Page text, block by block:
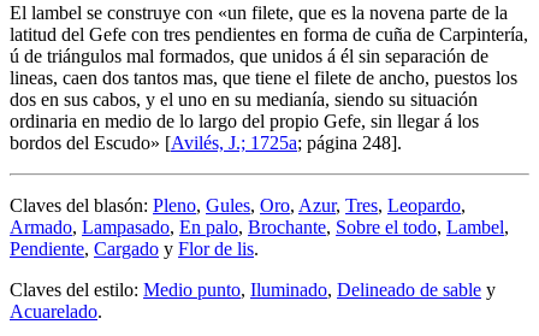
El lambel se construye con «un filete, que es la novena parte de la
latitud del Gefe con tres pendientes en forma de cuña de Carpintería,
ú de triángulos mal formados, que unidos á él sin separación de
lineas, caen dos tantos mas, que tiene el filete de ancho, puestos los
dos en sus cabos, y el uno en su medianía, siendo su situación
ordinaria en medio de lo largo del propio Gefe, sin llegar á los
bordos del Escudo» [Avilés, J.; 1725a; página 248].
Claves del blasón: Pleno, Gules, Oro, Azur, Tres, Leopardo,
Armado, Lampasado, En palo, Brochante, Sobre el todo, Lambel,
Pendiente, Cargado y Flor de lis.
Claves del estilo: Medio punto, Iluminado, Delineado de sable y
Acuarelado.